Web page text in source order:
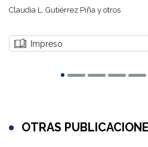
Claudia L. Gutiérrez Piña y otros
Impreso
OTRAS